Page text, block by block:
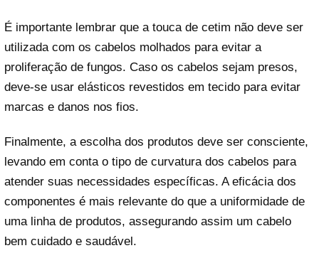
É importante lembrar que a touca de cetim não deve ser
utilizada com os cabelos molhados para evitar a
proliferação de fungos. Caso os cabelos sejam presos,
deve-se usar elásticos revestidos em tecido para evitar
marcas e danos nos fios.
Finalmente, a escolha dos produtos deve ser consciente,
levando em conta o tipo de curvatura dos cabelos para
atender suas necessidades específicas. A eficácia dos
componentes é mais relevante do que a uniformidade de
uma linha de produtos, assegurando assim um cabelo
bem cuidado e saudável.